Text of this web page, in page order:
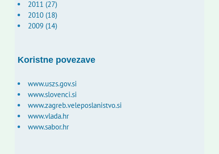
2011 (27)
2010 (18)
2009 (14)
Koristne povezave
www.uszs.gov.si
www.slovenci.si
www.zagreb.veleposlanistvo.si
www.vlada.hr
www.sabor.hr